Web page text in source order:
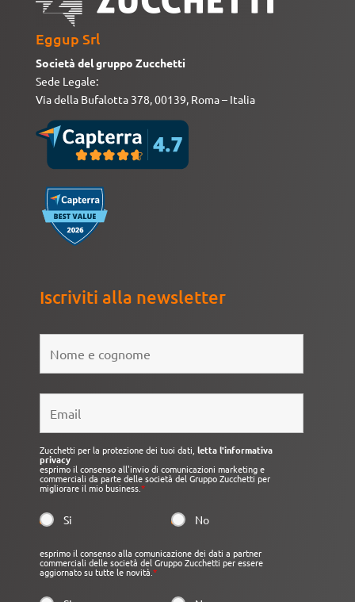
Eggup Srl
Società del gruppo Zucchetti
Sede Legale:
Via della Bufalotta 378, 00139, Roma – Italia
Iscriviti alla newsletter
Zucchetti per la protezione dei tuoi dati, letta l'informativa
privacy
esprimo il consenso all'invio di comunicazioni marketing e
commerciali da parte delle società del Gruppo Zucchetti per
migliorare il mio business.*
Si No
esprimo il consenso alla comunicazione dei dati a partner
commerciali delle società del Gruppo Zucchetti per essere
aggiornato su tutte le novità. *